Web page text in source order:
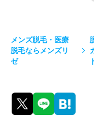
メンズ脱毛・医療
脱毛ならメンズリ
ゼ